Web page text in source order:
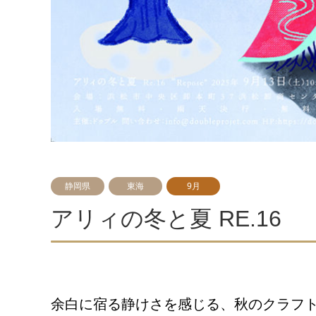
静岡県 東海 9月
アリィの冬と夏 RE.16
余白に宿る静けさを感じる、秋のクラフ